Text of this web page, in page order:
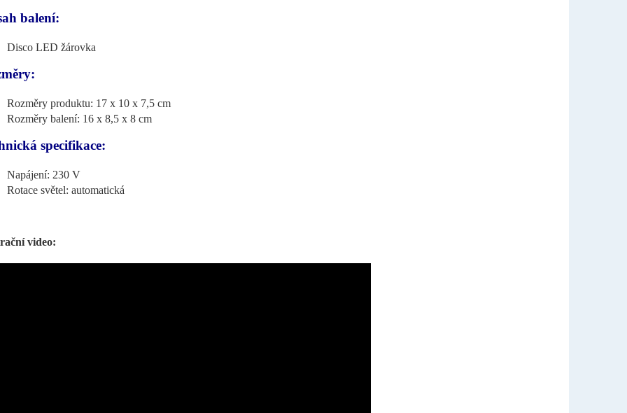
balení:
Disco LED žárovka
Rozměry produktu: 17 x 10 x 7,5 cm
Rozměry balení: 16 x 8,5 x 8 cm
specifikace:
Napájení: 230 V
Rotace světel: automatická
video: